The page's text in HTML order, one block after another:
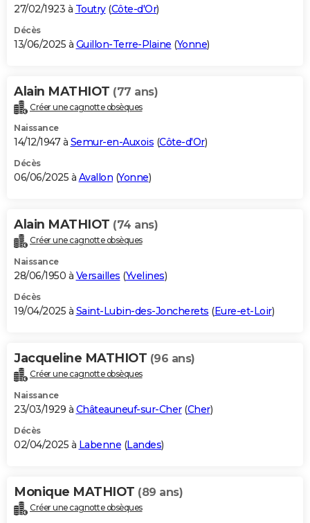
27/02/1923 à Toutry(Côte-d'Or)
Décès
13/06/2025 à Guillon-Terre-Plaine (Yonne)
Alain MATHIOT (77 ans)
Créer une cagnotte obsèques
Naissance
14/12/1947 à Semur-en-Auxois (Côte-d'Or)
Décès
06/06/2025 à Avallon (Yonne)
Alain MATHIOT (74 ans)
Créer une cagnotte obsèques
Naissance
28/06/1950 à Versailles (Yvelines)
Décès
19/04/2025 à Saint-Lubin-des-Joncherets (Eure-et-Loir)
Jacqueline MATHIOT (96 ans)
Créer une cagnotte obsèques
Naissance
23/03/1929 à Châteauneuf-sur-Cher(Cher)
Décès
02/04/2025 à Labenne (Landes)
Monique MATHIOT (89 ans)
Créer une cagnotte obsèques